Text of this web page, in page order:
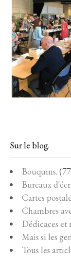
Sur le blog.
Bouquins.
Bureaux
Cartes
Chambres
Dédicaces et
Mais si les
Tous les